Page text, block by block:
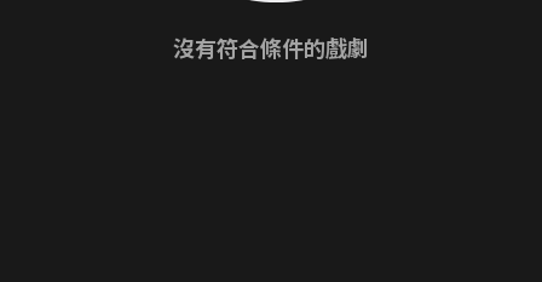
沒有符合條件的戲劇